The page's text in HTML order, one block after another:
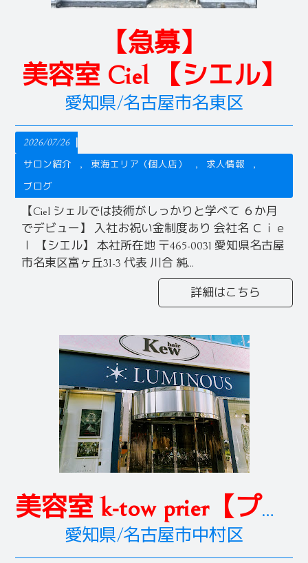
【急募】
美容室 Ciel 【シエル】
愛知県/名古屋市名東区
2026/07/26
サロン紹介
東海エリア（個人店）
求人情報
ブログ
【Ciel シェルでは技術がしっかりと学べて ６か月
でデビュー】 入社お祝い金制度あり 会社名 Ｃｉｅ
ｌ 【シエル】 本社所在地 〒465-0031 愛知県名古屋
市名東区富ヶ丘31-3 代表 川合 純...
詳細はこちら
美容室 k-tow prier【プリエ】
愛知県/名古屋市中村区